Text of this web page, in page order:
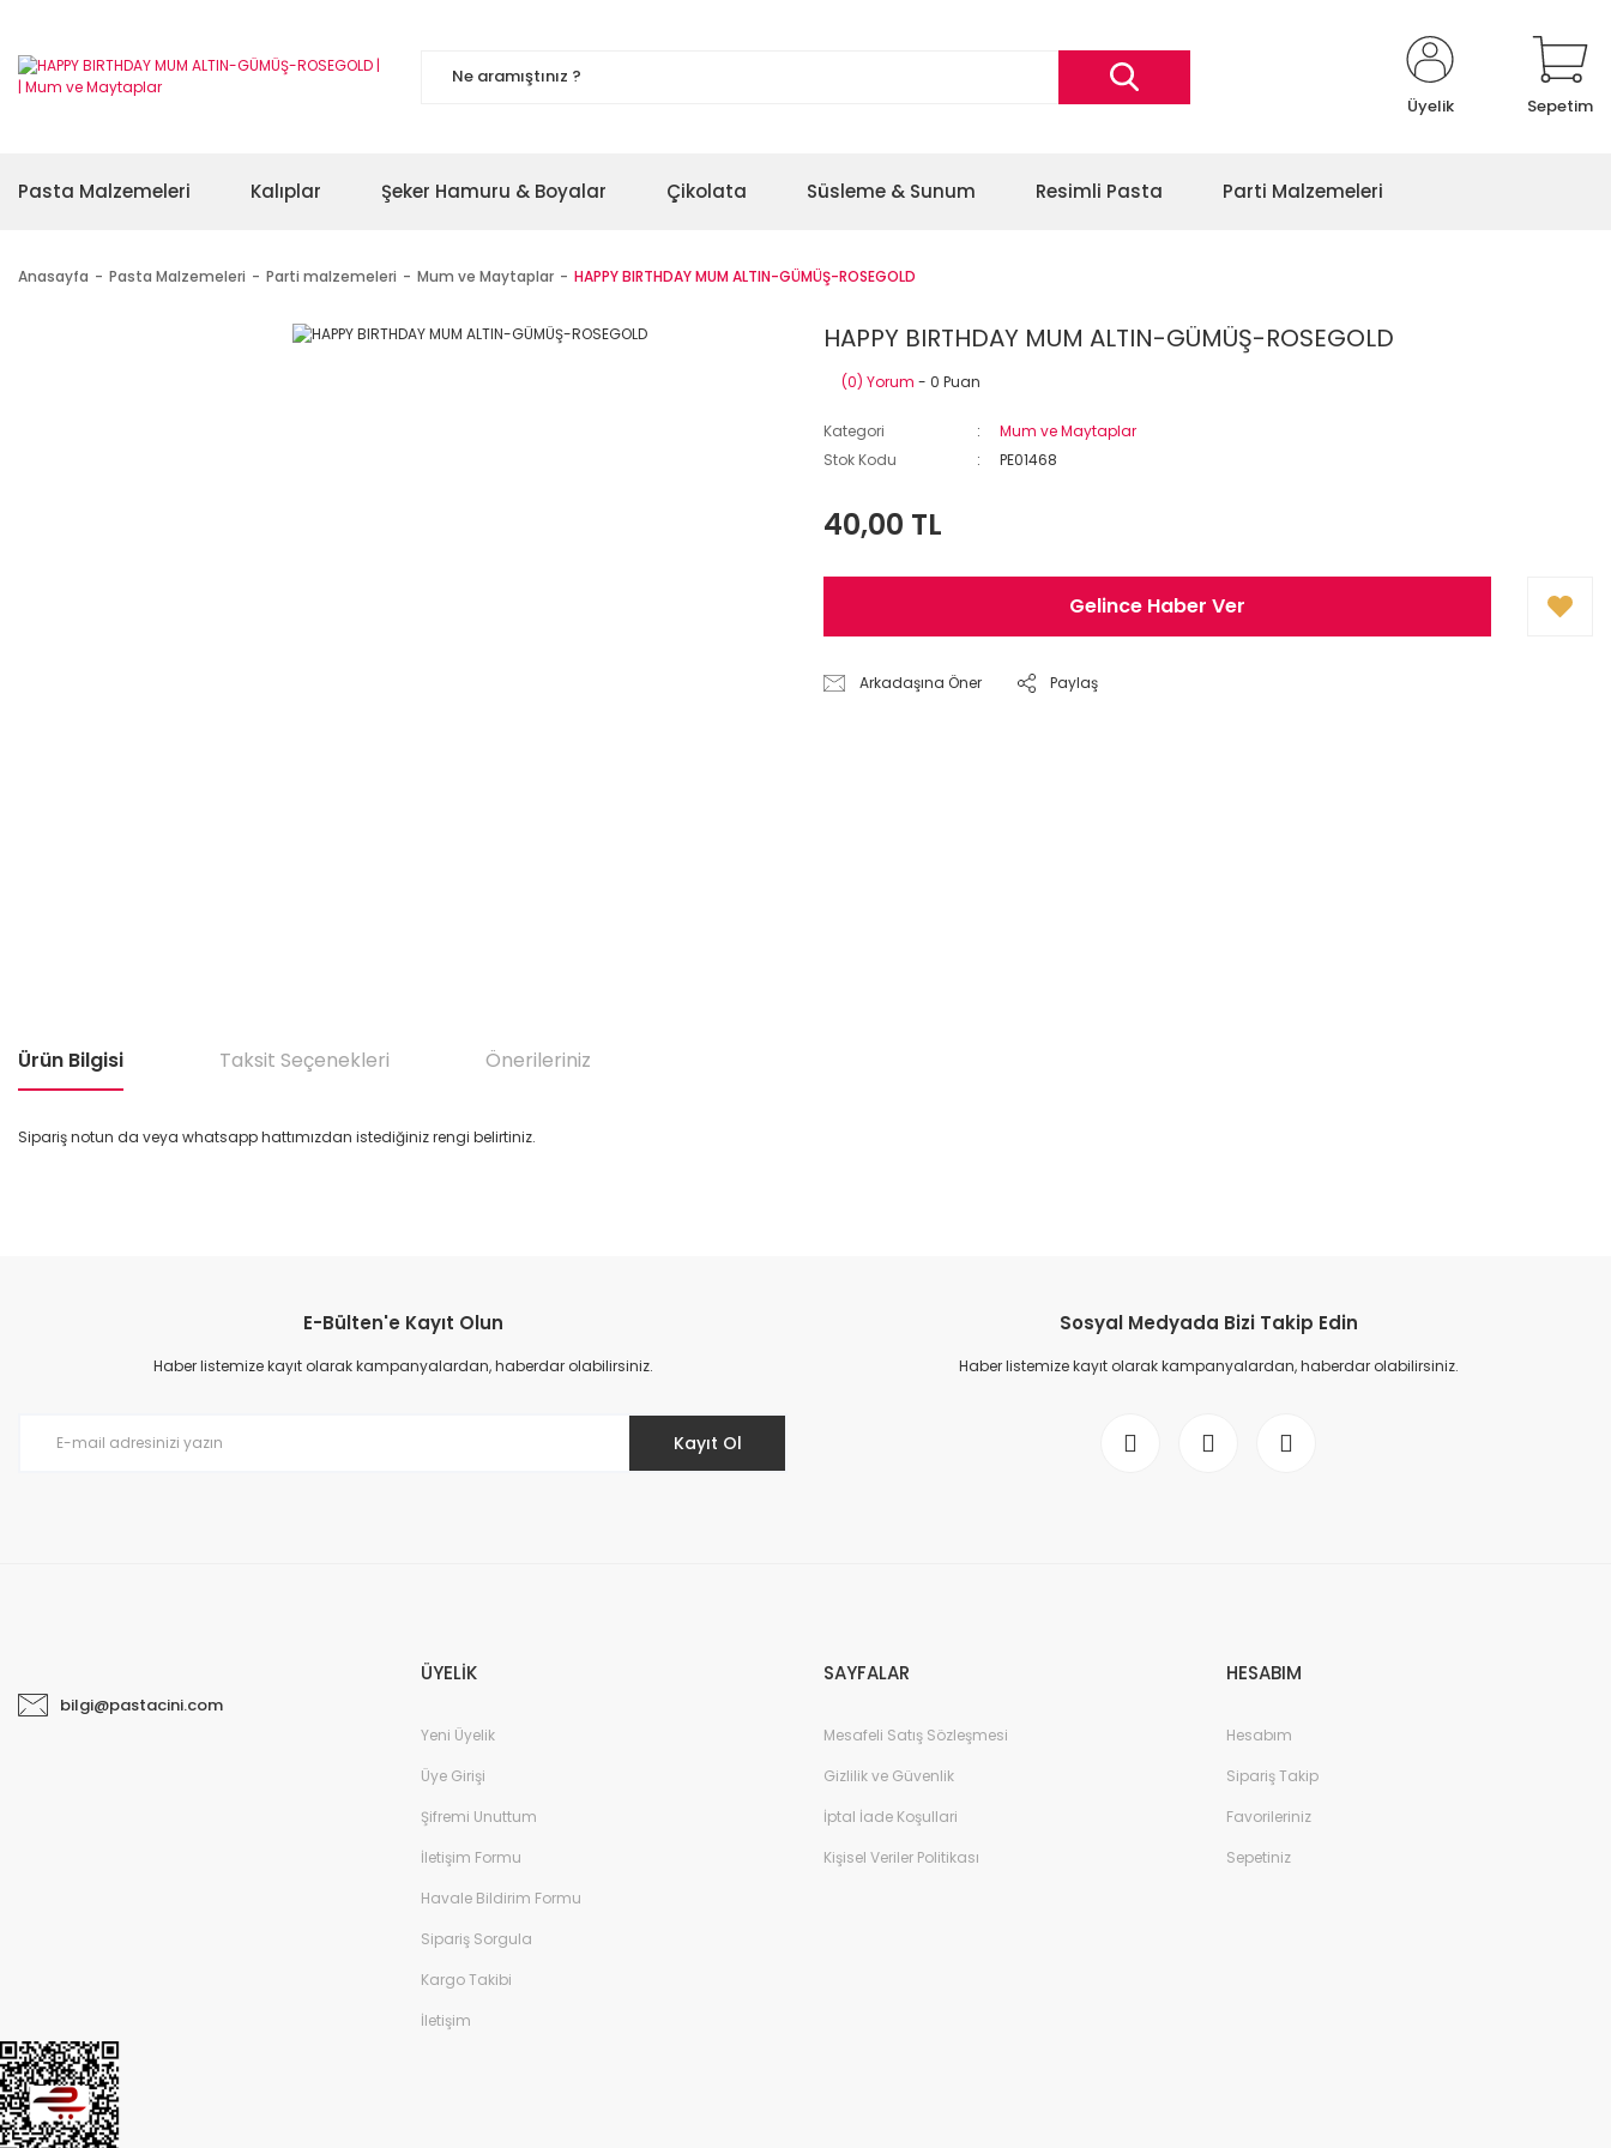
Üyelik Sepetim
Pasta Malzemeleri Kalıplar Şeker Hamuru & Boyalar Çikolata Süsleme & Sunum Resimli Pasta Parti Malzemeleri
Anasayfa Pasta Malzemeleri Parti malzemeleri Mum ve Maytaplar HAPPY BIRTHDAY MUM ALTIN-GÜMÜŞ-ROSEGOLD
HAPPY BIRTHDAY MUM ALTIN-GÜMÜŞ-ROSEGOLD
(0) Yorum - 0 Puan
Kategori
Mum ve Maytaplar
Stok Kodu
PE01468
40,00 TL
Gelince Haber Ver
Arkadaşına Öner Paylaş
Ürün Bilgisi Taksit Seçenekleri Önerileriniz
Sipariş notun da veya whatsapp hattımızdan istediğiniz rengi belirtiniz.
Ürün resmi kalitesiz, bozuk veya görüntülenemiyor.
Ürün açıklamasında eksik bilgiler bulunuyor.
E-Bülten'e Kayıt Olun
Haber listemize kayıt olarak kampanyalardan, haberdar olabilirsiniz.
Kayıt Ol
Sosyal Medyada Bizi Takip Edin
Haber listemize kayıt olarak kampanyalardan, haberdar olabilirsiniz.
bilgi@pastacini.com
ÜYELİK
Yeni Üyelik
Üye Girişi
Şifremi Unuttum
İletişim Formu
Havale Bildirim Formu
Sipariş Sorgula
Kargo Takibi
İletişim
SAYFALAR
Mesafeli Satış Sözleşmesi
Gizlilik ve Güvenlik
İptal İade Koşullari
Kişisel Veriler Politikası
HESABIM
Hesabım
Sipariş Takip
Favorileriniz
Sepetiniz